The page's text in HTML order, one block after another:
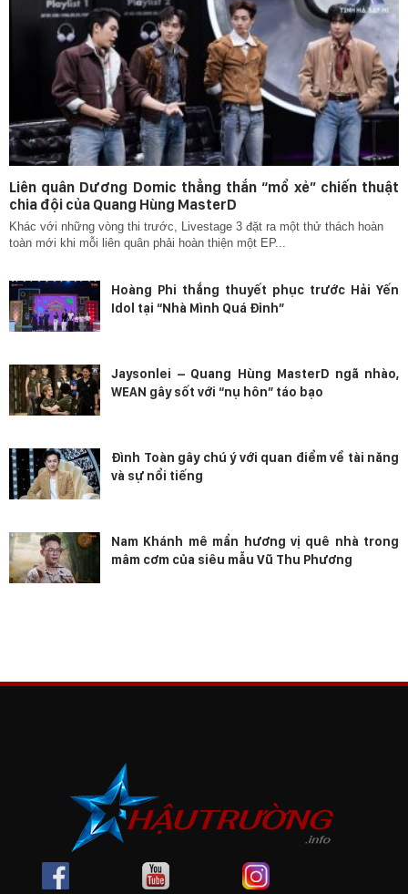
Liên quân Dương Domic thẳng thắn “mổ xẻ” chiến thuật
chia đội của Quang Hùng MasterD
Khác với những vòng thi trước, Livestage 3 đặt ra một thử thách hoàn
toàn mới khi mỗi liên quân phải hoàn thiện một EP...
Hoàng Phi thắng thuyết phục trước Hải Yến
Idol tại “Nhà Mình Quá Đỉnh”
Jaysonlei – Quang Hùng MasterD ngã nhào,
WEAN gây sốt với “nụ hôn” táo bạo
Đình Toàn gây chú ý với quan điểm về tài năng
và sự nổi tiếng
Nam Khánh mê mẩn hương vị quê nhà trong
mâm cơm của siêu mẫu Vũ Thu Phương